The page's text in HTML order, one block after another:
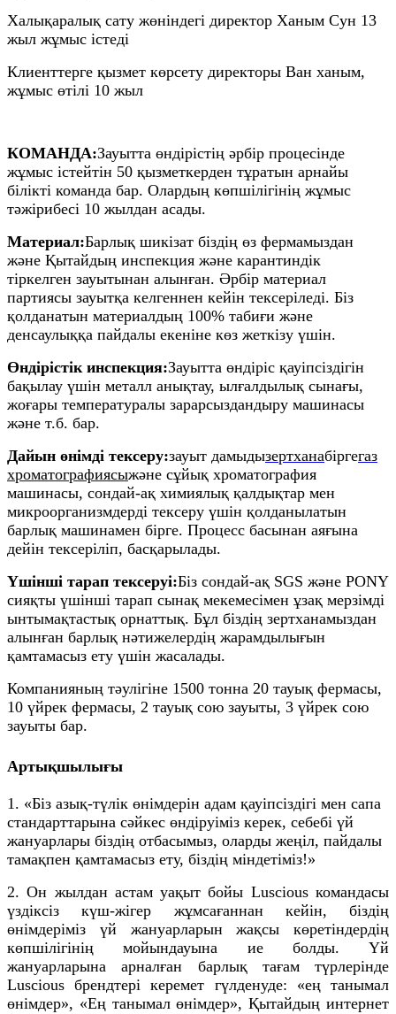
Халықаралық сату жөніндегі директор Ханым Сун 13
жыл жұмыс істеді
Клиенттерге қызмет көрсету директоры Ван ханым,
жұмыс өтілі 10 жыл
КОМАНДА:Зауытта өндірістің әрбір процесінде
жұмыс істейтін 50 қызметкерден тұратын арнайы
білікті команда бар. Олардың көпшілігінің жұмыс
тәжірибесі 10 жылдан асады.
Материал:Барлық шикізат біздің өз фермамыздан
және Қытайдың инспекция және карантиндік
тіркелген зауытынан алынған. Әрбір материал
партиясы зауытқа келгеннен кейін тексеріледі. Біз
қолданатын материалдың 100% табиғи және
денсаулыққа пайдалы екеніне көз жеткізу үшін.
Өндірістік инспекция:Зауытта өндіріс қауіпсіздігін
бақылау үшін металл анықтау, ылғалдылық сынағы,
жоғары температуралы зарарсыздандыру машинасы
және т.б. бар.
Дайын өнімді тексеру:зауыт дамыдызертханабіргегаз
хроматографиясыжәне сұйық хроматография
машинасы, сондай-ақ химиялық қалдықтар мен
микроорганизмдерді тексеру үшін қолданылатын
барлық машинамен бірге. Процесс басынан аяғына
дейін тексеріліп, басқарылады.
Үшінші тарап тексеруі:Біз сондай-ақ SGS және PONY
сияқты үшінші тарап сынақ мекемесімен ұзақ мерзімді
ынтымақтастық орнаттық. Бұл біздің зертханамыздан
алынған барлық нәтижелердің жарамдылығын
қамтамасыз ету үшін жасалады.
Компанияның тәулігіне 1500 тонна 20 тауық фермасы,
10 үйрек фермасы, 2 тауық сою зауыты, 3 үйрек сою
зауыты бар.
Артықшылығы
1. «Біз азық-түлік өнімдерін адам қауіпсіздігі мен сапа
стандарттарына сәйкес өндіруіміз керек, себебі үй
жануарлары біздің отбасымыз, оларды жеңіл, пайдалы
тамақпен қамтамасыз ету, біздің міндетіміз!»
2. Он жылдан астам уақыт бойы Luscious командасы
үздіксіз күш-жігер жұмсағаннан кейін, біздің
өнімдеріміз үй жануарларын жақсы көретіндердің
көпшілігінің мойындауына ие болды. Үй
жануарларына арналған барлық тағам түрлерінде
Luscious брендтері керемет гүлденуде: «ең танымал
өнімдер», «Ең танымал өнімдер», Қытайдың интернет